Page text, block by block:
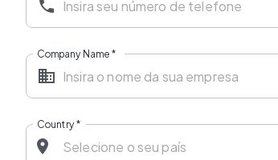
Company Name*
Country*